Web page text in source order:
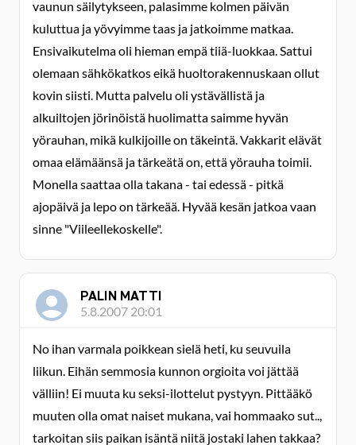
vaunun säilytykseen, palasimme kolmen päivän
kuluttua ja yövyimme taas ja jatkoimme matkaa.
Ensivaikutelma oli hieman empä tiiä-luokkaa. Sattui
olemaan sähkökatkos eikä huoltorakennuskaan ollut
kovin siisti. Mutta palvelu oli ystävällistä ja
alkuiltojen jörinöistä huolimatta saimme hyvän
yörauhan, mikä kulkijoille on täkeintä. Vakkarit elävät
omaa elämäänsä ja tärkeätä on, että yörauha toimii.
Monella saattaa olla takana - tai edessä - pitkä
ajopäivä ja lepo on tärkeää. Hyvää kesän jatkoa vaan
sinne "Viileellekoskelle".
PALIN MATTI
5.8.2007 20:01
No ihan varmala poikkean sielä heti, ku seuvuila
liikun. Eihän semmosia kunnon orgioita voi jättää
välliin! Ei muuta ku seksi-ilottelut pystyyn. Pittääkö
muuten olla omat naiset mukana, vai hommaako sut..,
tarkoitan siis paikan isäntä niitä jostaki lahen takkaa?